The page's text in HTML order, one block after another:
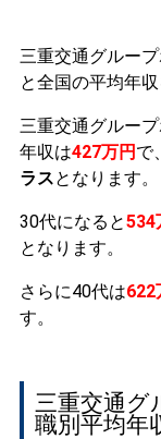
三重交通グルー
と全国の平均年
三重交通グルー
年収は427万円 で
ラスとなります。
30代になると534
となります。
さらに40代は622
す。
三重交通グ
職別平均年